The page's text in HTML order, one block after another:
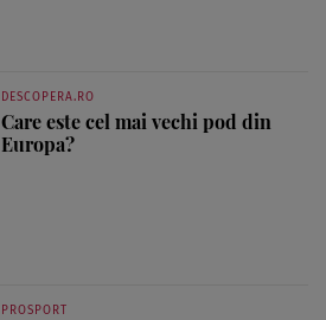
DESCOPERA.RO
Care este cel mai vechi pod din
Europa?
PROSPORT